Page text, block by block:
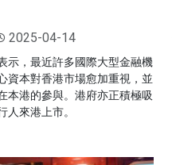
2025-04-14
示，最近許多國際大型金融機
資本對香港市場愈加重視，並
本港的參與。港府亦正積極吸
人來港上市。